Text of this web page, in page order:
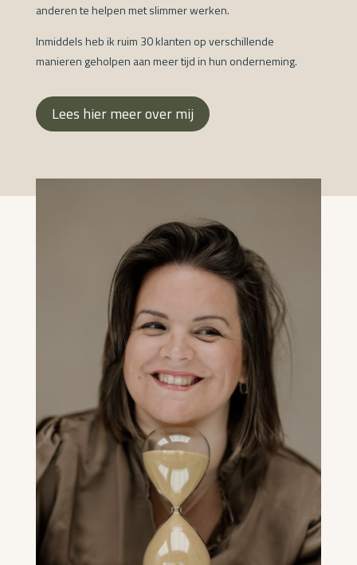
anderen te helpen met slimmer werken.
Inmiddels heb ik ruim 30 klanten op verschillende
manieren geholpen aan meer tijd in hun onderneming.
Lees hier meer over mij